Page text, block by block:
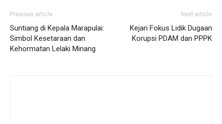
Previous article
Suntiang di Kepala Marapulai:
Simbol Kesetaraan dan
Kehormatan Lelaki Minang
Next article
Kejari Fokus Lidik Dugaan
Korupsi PDAM dan PPPK